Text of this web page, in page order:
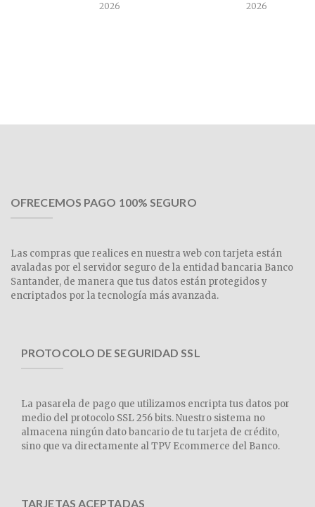
2026
2026
OFRECEMOS PAGO 100% SEGURO
Las compras que realices en nuestra web con tarjeta están
avaladas por el servidor seguro de la entidad bancaria Banco
Santander, de manera que tus datos están protegidos y
encriptados por la tecnología más avanzada.
PROTOCOLO DE SEGURIDAD SSL
La pasarela de pago que utilizamos encripta tus datos por
medio del protocolo SSL 256 bits. Nuestro sistema no
almacena ningún dato bancario de tu tarjeta de crédito,
sino que va directamente al TPV Ecommerce del Banco.
TARJETAS ACEPTADAS